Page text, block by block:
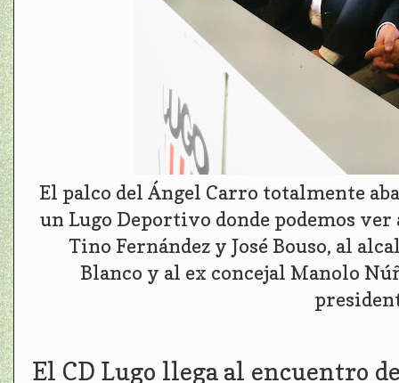
El palco del Ángel Carro totalmente
un Lugo Deportivo donde podemos ver
Tino Fernández y José Bouso, al
Blanco y al ex concejal Manolo
El CD Lugo llega al encuentro